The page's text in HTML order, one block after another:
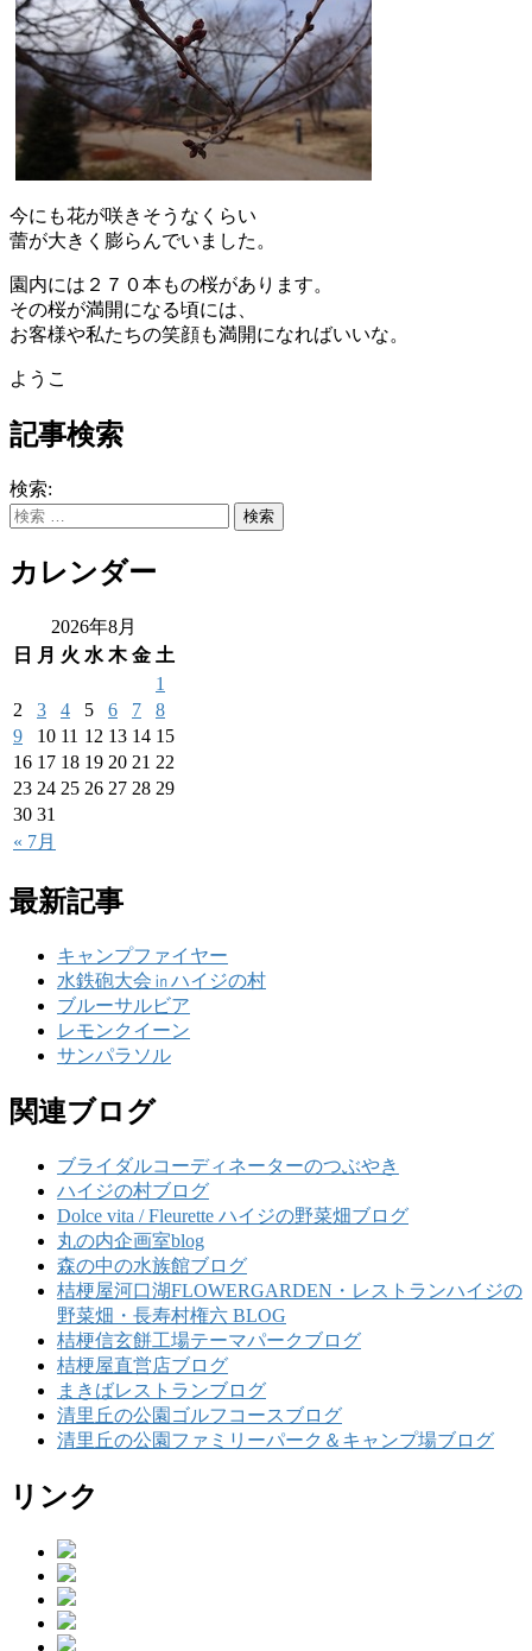
今にも花が咲きそうなくらい
蕾が大きく膨らんでいました。
園内には２７０本もの桜があります。
その桜が満開になる頃には、
お客様や私たちの笑顔も満開になればいいな。
ようこ
記事検索
検索:
カレンダー
2026年8月
日
月 火 水 木 金 土
« 7月
1
2
3 4 5 6 7
8
9
10 11 12 13 14 15
16 17 18 19 20 21 22
23 24 25 26 27 28 29
30 31
最新記事
キャンプファイヤー
水鉄砲大会㏌ハイジの村
ブルーサルビア
レモンクイーン
サンパラソル
関連ブログ
ブライダルコーディネーターのつぶやき
ハイジの村ブログ
Dolce vita / Fleurette ハイジの野菜畑ブログ
丸の内企画室blog
森の中の水族館ブログ
桔梗屋河口湖FLOWERGARDEN・レストランハイジの
野菜畑・長寿村権六 BLOG
桔梗信玄餅工場テーマパークブログ
桔梗屋直営店ブログ
まきばレストランブログ
清里丘の公園ゴルフコースブログ
清里丘の公園ファミリーパーク＆キャンプ場ブログ
リンク